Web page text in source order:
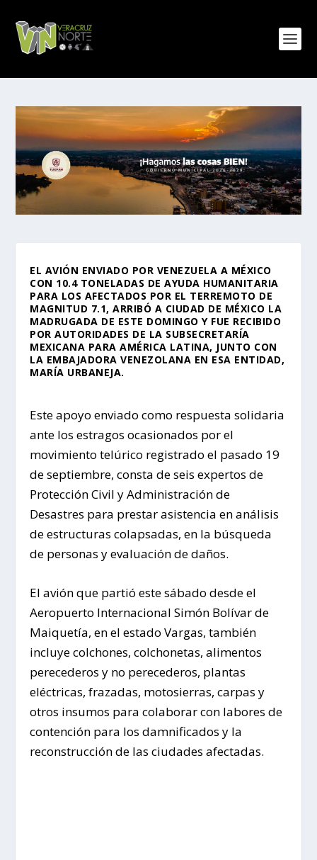
EL AVIÓN ENVIADO POR VENEZUELA A MÉXICO
CON 10.4 TONELADAS DE AYUDA HUMANITARIA
PARA LOS AFECTADOS POR EL TERREMOTO DE
MAGNITUD 7.1, ARRIBÓ A CIUDAD DE MÉXICO LA
MADRUGADA DE ESTE DOMINGO Y FUE RECIBIDO
POR AUTORIDADES DE LA SUBSECRETARÍA
MEXICANA PARA AMÉRICA LATINA, JUNTO CON
LA EMBAJADORA VENEZOLANA EN ESA ENTIDAD,
MARÍA URBANEJA.
Este apoyo enviado como respuesta solidaria
ante los estragos ocasionados por el
movimiento telúrico registrado el pasado 19
de septiembre, consta de seis expertos de
Protección Civil y Administración de
Desastres para prestar asistencia en análisis
de estructuras colapsadas, en la búsqueda
de personas y evaluación de daños.
El avión que partió este sábado desde el
Aeropuerto Internacional Simón Bolívar de
Maiquetía, en el estado Vargas, también
incluye colchones, colchonetas, alimentos
perecederos y no perecederos, plantas
eléctricas, frazadas, motosierras, carpas y
otros insumos para colaborar con labores de
contención para los damnificados y la
reconstrucción de las ciudades afectadas.